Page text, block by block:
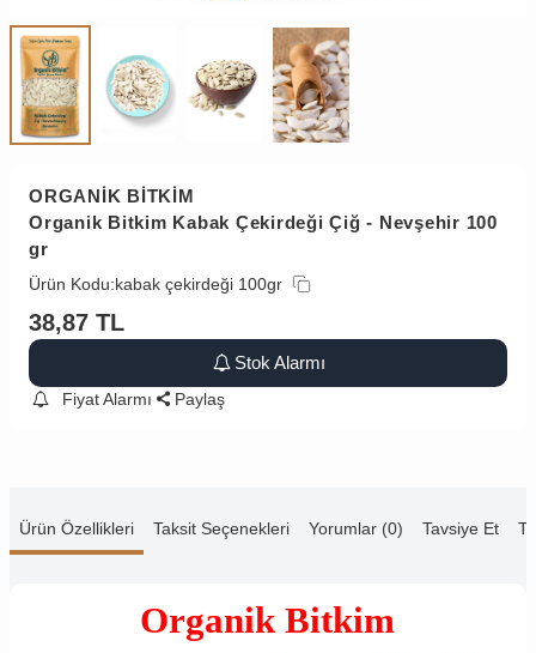
ORGANİK BİTKİM
Organik Bitkim Kabak Çekirdeği Çiğ - Nevşehir 100
gr
Ürün Kodu:kabak çekirdeği 100gr
38,87 TL
Stok Alarmı
Fiyat Alarmı Paylaş
Ürün Özellikleri Taksit Seçenekleri Yorumlar (0) Tavsiye Et
Organik Bitkim